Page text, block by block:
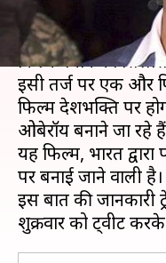
इस समय बॉलीवुड में
फिल्में बनाने का
इसी तर्ज पर एक और
फिल्म देशभक्ति पर
ओबेरॉय बनाने जा रहे
यह फिल्म, भारत द्वारा
पर बनाई जाने वाली है।
इस बात की जानकारी